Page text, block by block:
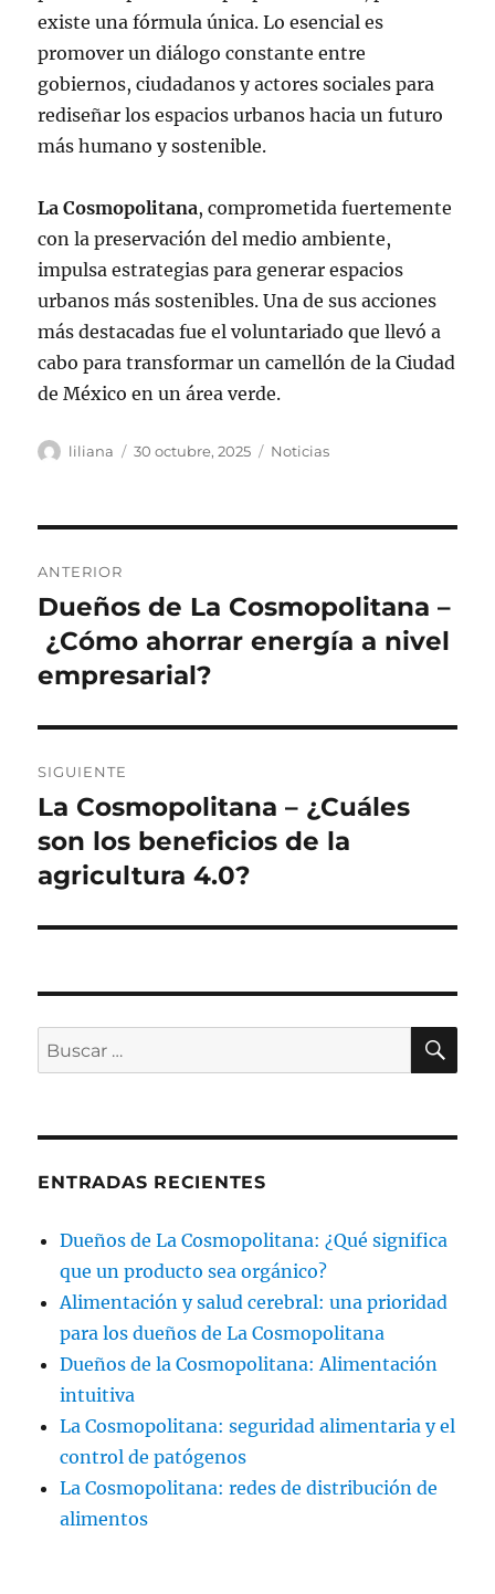
existe una fórmula única. Lo esencial es
promover un diálogo constante entre
gobiernos, ciudadanos y actores sociales para
rediseñar los espacios urbanos hacia un futuro
más humano y sostenible.
La Cosmopolitana, comprometida fuertemente
con la preservación del medio ambiente,
impulsa estrategias para generar espacios
urbanos más sostenibles. Una de sus acciones
más destacadas fue el voluntariado que llevó a
cabo para transformar un camellón de la Ciudad
de México en un área verde.
Autor
liliana
Publicado
30 octubre, 2025 Categorías
Noticias
de
entradas
ANTERIOR
Entrada
anterior:
Dueños de La Cosmopolitana –
¿Cómo ahorrar energía a nivel
empresarial?
SIGUIENTE
Siguiente
entrada:
La Cosmopolitana – ¿Cuáles
son los beneficios de la
agricultura 4.0?
Buscar
por:
ENTRADAS RECIENTES
Dueños de La Cosmopolitana: ¿Qué significa
que un producto sea orgánico?
Alimentación y salud cerebral: una prioridad
para los dueños de La Cosmopolitana
Dueños de la Cosmopolitana: Alimentación
intuitiva
La Cosmopolitana: seguridad alimentaria y el
control de patógenos
La Cosmopolitana: redes de distribución de
alimentos